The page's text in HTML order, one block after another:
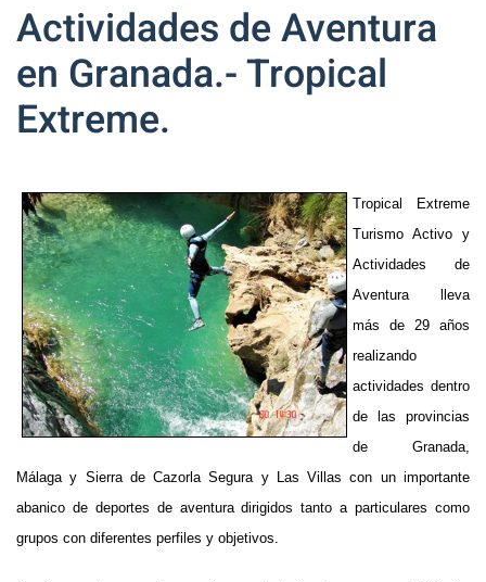
Actividades de Aventura
en Granada.- Tropical
Extreme.
Tropical Extreme
Turismo Activo y
Actividades de
Aventura lleva
más de 29 años
realizando
actividades dentro
de las provincias
de Granada,
Málaga y Sierra de Cazorla Segura y Las Villas con un importante
abanico de deportes de aventura dirigidos tanto a particulares como
grupos con diferentes perfiles y objetivos.